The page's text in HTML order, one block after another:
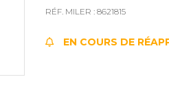
RÉF. MILER : 8621815
EN COURS DE